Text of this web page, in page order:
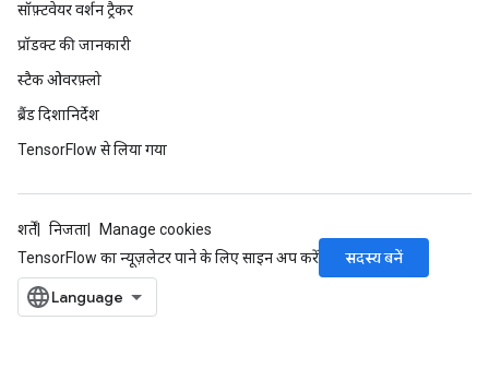
सॉफ़्टवेयर वर्शन ट्रैकर
प्रॉडक्ट की जानकारी
स्टैक ओवरफ़्लो
ब्रैंड दिशानिर्देश
TensorFlow से लिया गया
शर्तें निजता
Manage cookies
TensorFlow का न्यूज़लेटर पाने के लिए साइन अप करें
सदस्य बनें